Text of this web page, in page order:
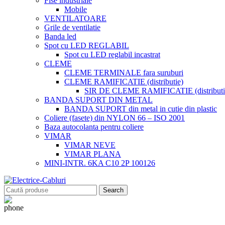
Mobile
VENTILATOARE
Grile de ventilatie
Banda led
Spot cu LED REGLABIL
Spot cu LED reglabil incastrat
CLEME
CLEME TERMINALE fara suruburi
CLEME RAMIFICATIE (distributie)
SIR DE CLEME RAMIFICATIE
BANDA SUPORT DIN METAL
BANDA SUPORT din metal in cutie din plastic
Coliere (fasete) din NYLON 66 – ISO 2001
Baza autocolanta pentru coliere
VIMAR
VIMAR NEVE
VIMAR PLANA
MINI-INTR. 6KA C10 2P 100126
Search